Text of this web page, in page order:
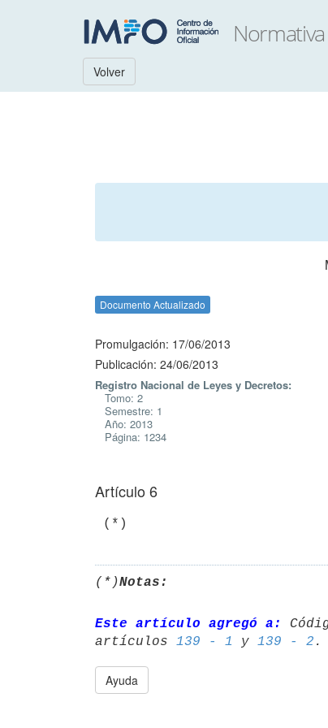
Volver
Documento Actualizado
Promulgación: 17/06/2013
Publicación: 24/06/2013
Registro Nacional de Leyes y Decretos:
Tomo: 2
Semestre: 1
Año: 2013
Página: 1234
Artículo 6
(*)
(*)Notas:
Este artículo agregó a:
artículos 139 - 1 y 139 - 2
Ayuda